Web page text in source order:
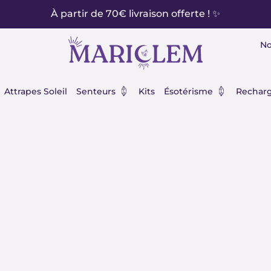
À partir de 70€ livraison offerte ! ✨
Attrapes Soleil Senteurs Ouvrir Senteurs
Kits Ésotérisme Ouvrir